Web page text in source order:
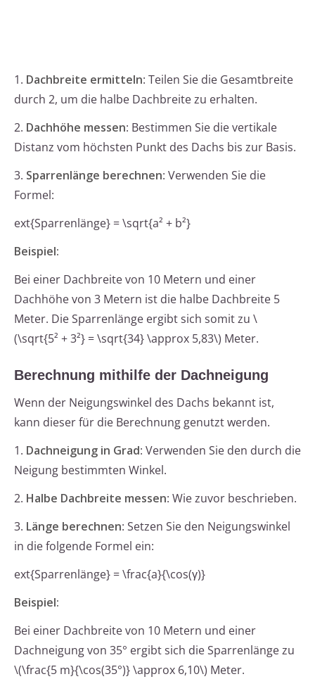
1. Dachbreite ermitteln: Teilen Sie die Gesamtbreite
durch 2, um die halbe Dachbreite zu erhalten.
2. Dachhöhe messen: Bestimmen Sie die vertikale
Distanz vom höchsten Punkt des Dachs bis zur Basis.
3. Sparrenlänge berechnen: Verwenden Sie die
Formel:
ext{Sparrenlänge} = \sqrt{a² + b²}
Beispiel:
Bei einer Dachbreite von 10 Metern und einer
Dachhöhe von 3 Metern ist die halbe Dachbreite 5
Meter. Die Sparrenlänge ergibt sich somit zu \
(\sqrt{5² + 3²} = \sqrt{34} \approx 5,83\) Meter.
Berechnung mithilfe der Dachneigung
Wenn der Neigungswinkel des Dachs bekannt ist,
kann dieser für die Berechnung genutzt werden.
1. Dachneigung in Grad: Verwenden Sie den durch die
Neigung bestimmten Winkel.
2. Halbe Dachbreite messen: Wie zuvor beschrieben.
3. Länge berechnen: Setzen Sie den Neigungswinkel
in die folgende Formel ein:
ext{Sparrenlänge} = \frac{a}{\cos(γ)}
Beispiel:
Bei einer Dachbreite von 10 Metern und einer
Dachneigung von 35° ergibt sich die Sparrenlänge zu
\(\frac{5 m}{\cos(35°)} \approx 6,10\) Meter.